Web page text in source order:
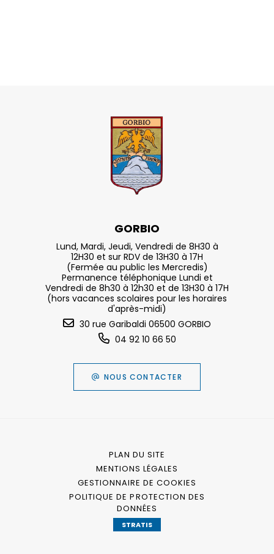
GORBIO
Lund, Mardi, Jeudi, Vendredi de 8H30 à
12H30 et sur RDV de 13H30 à 17H
(Fermée au public les Mercredis)
Permanence téléphonique Lundi et
Vendredi de 8h30 à 12h30 et de 13H30 à 17H
(hors vacances scolaires pour les horaires
d'après-midi)
30 rue Garibaldi 06500 GORBIO
04 92 10 66 50
NOUS CONTACTER
PLAN DU SITE
MENTIONS LÉGALES
GESTIONNAIRE DE COOKIES
POLITIQUE DE PROTECTION DES
DONNÉES
STRATIS